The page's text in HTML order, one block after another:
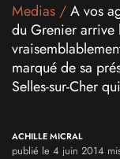
Medias /A vos
du Grenier arrive
marqué de sa
Selles-sur-Cher
ACHILLE MICRAL
publié le 4 juin 2014